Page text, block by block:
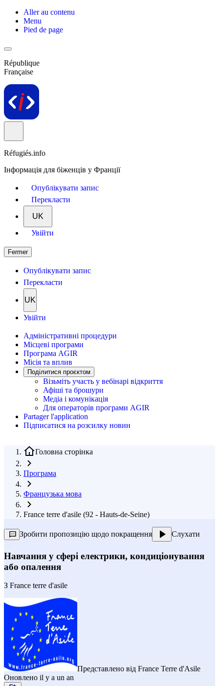
Aller au contenu
Menu
Pied de page
République
Française
Réfugiés.info
Інформація для біженців у Франції
Опублікувати запис
Перекласти
UK
Увійти
Fermer
Опублікувати запис
Перекласти
UK
Увійти
Адміністративні процедури
Місцеві програми
Програма AGIR
Місія та вплив
Поділитися проєктом
Візьміть участь у вебінарі відкриття
Афіші та брошури
Медіа і комунікація
Для операторів програми AGIR
Partager l'application
Підписатися на розсилку новин
Головна сторінка
Програма
Французька мова
France terre d'asile (92 - Hauts-de-Seine)
Зробити пропозицію щодо покращення Слухати
Навчання у сфері електрики, кондиціонування
або опалення
З France terre d'asile
Представлено від France Terre d'Asile
Оновлено il y a un an